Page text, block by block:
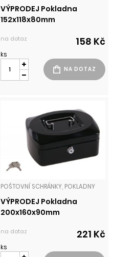
VÝPRODEJ Pokladna
152x118x80mm
na dotaz 158 Kč
ks
POŠTOVNÍ SCHRÁNKY, POKLADNY
VÝPRODEJ Pokladna
200x160x90mm
na dotaz 221 Kč
ks